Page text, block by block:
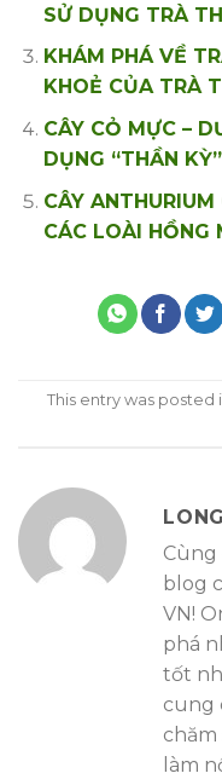
SỬ DỤNG TRÀ
KHÁM PHÁ VỀ
KHOẺ CỦA TRÀ
CÂY CỎ MỰC –
DỤNG “THẦN KỲ”
CÂY ANTHURIUM
CÁC LOÀI HỒNG
This entry was posted
Cùng
blog
VN!
phá
tốt
cung
chăm
làm